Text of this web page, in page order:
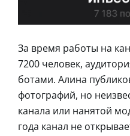
За время работы на
7200 человек,
ботами. Алина
фотографий, но
канала или нанятой
года канал не